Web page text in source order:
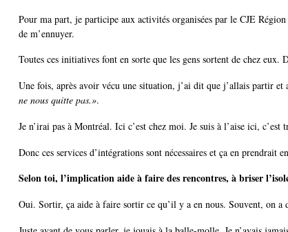
Pour ma part, je participe aux activités organisées par le CJE
de m’ennuyer.
Toutes ces initiatives font en sorte que les gens sortent de chez
Une fois, après avoir vécu une situation, j’ai dit que j’allais partir
ne nous quitte pas.».
Je n’irai pas à Montréal. Ici c’est chez moi. Je suis à l’aise ici,
Donc ces services d’intégrations sont nécessaires et ça en
Selon toi, l’implication aide à faire des rencontres, à briser
Oui. Sortir, ça aide à faire sortir ce qu’il y a en nous. Souvent, on a